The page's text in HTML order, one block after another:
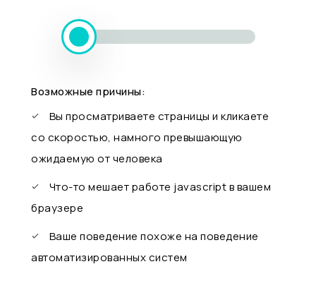
Возможные причины:
Вы просматриваете страницы и кликаете
со скоростью, намного превышающую
ожидаемую от человека
Что-то мешает работе javascript в вашем
браузере
Ваше поведение похоже на поведение
автоматизированных систем